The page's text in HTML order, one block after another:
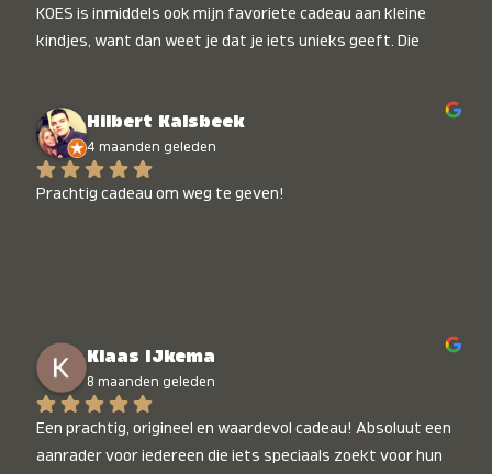
KOES is inmiddels ook mijn favoriete cadeau aan kleine
kindjes, want dan weet je dat je iets unieks geeft. Die
Hilbert Kalsbeek
4 maanden geleden
Prachtig cadeau om weg te geven!
Klaas IJkema
8 maanden geleden
Een prachtig, origineel en waardevol cadeau! Absoluut een
aanrader voor iedereen die iets speciaals zoekt voor hun